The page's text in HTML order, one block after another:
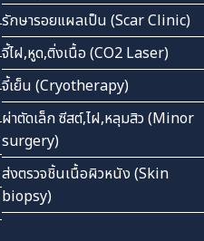
รักษารอยแผลเป็น (Scar Clinic)
จี้ไฝ,หูด,ติ่งเนื้อ (CO2 Laser)
จี้เย็น (Cryotherapy)
ผ่าตัดเล็ก ซีสต์,ไฝ,หลุมสิว (Minor
surgery)
ส่งตรวจชิ้นเนื้อผิวหนัง (Skin
biopsy)